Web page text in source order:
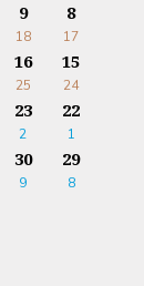
8
17
9
18
15
24
16
25
22
1
23
2
29
8
30
9